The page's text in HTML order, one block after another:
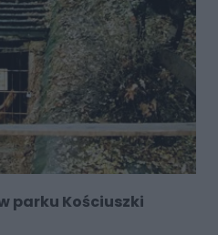
parku Kościuszki